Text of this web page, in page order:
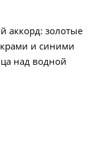
золотые
и синими
над водной